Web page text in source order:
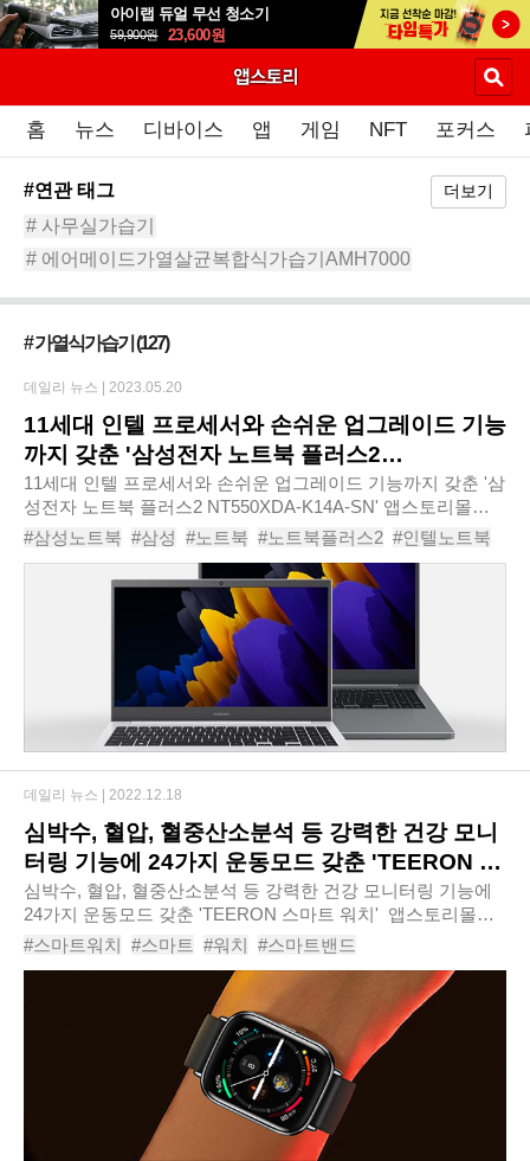
아이랩 듀얼 무선 청소기
59,900원 23,600원
홈 뉴스 디바이스 앱 게임 NFT 포커스
#연관 태그 더보기
# 사무실가습기
# 에어메이드가열살균복합식가습기AMH7000
# 가열식가습기 (127)
11세대 인텔 프로세서와 손쉬운 업그레이드 기능
까지 갖춘 '삼성전자 노트북 플러스2
NT550XDA-K14A-SN'
11세대 인텔 프로세서와 손쉬운 업그레이드 기능까지 갖춘 '삼
성전자 노트북 플러스2 NT550XDA-K14A-SN' 앱스토리몰은
11세대 인텔 프로세서와 간편한 업그레이드 기능까지 갖춘 ‘삼
성전자 노트북 플러스2 NT550XDA-K14A-S..
#삼성노트북 #삼성 #노트북 #노트북플러스2 #인텔노트북
#삼성전자노트북플러스2NT550XDA-K14A-SN #
데일리 뉴스 | 2023.05.20
심박수, 혈압, 혈중산소분석 등 강력한 건강 모니
터링 기능에 24가지 운동모드 갖춘 'TEERON 스
마트 워치'
심박수, 혈압, 혈중산소분석 등 강력한 건강 모니터링 기능에
24가지 운동모드 갖춘 'TEERON 스마트 워치' ​ 앱스토리몰은
다양한 건강 모니터링 기능에 24가지 운동모드 갖춘
‘TEERON 스마트 워치’를 신규 출시한다..
#스마트워치 #스마트 #워치 #스마트밴드
#운동용스마트워치 #TEERON스마트워치 #
데일리 뉴스 | 2022.12.18